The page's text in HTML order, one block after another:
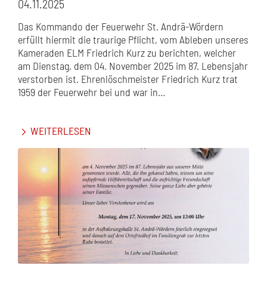
04.11.2025
Das Kommando der Feuerwehr St. Andrä-Wördern
erfüllt hiermit die traurige Pflicht, vom Ableben unseres
Kameraden ELM Friedrich Kurz zu berichten, welcher
am Dienstag, dem 04. November 2025 im 87. Lebensjahr
verstorben ist. Ehrenlöschmeister Friedrich Kurz trat
1959 der Feuerwehr bei und war in…
WEITERLESEN